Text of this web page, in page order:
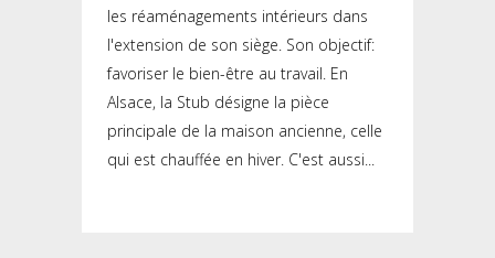
les réaménagements intérieurs dans
l'extension de son siège. Son objectif:
favoriser le bien-être au travail. En
Alsace, la Stub désigne la pièce
principale de la maison ancienne, celle
qui est chauffée en hiver. C'est aussi...